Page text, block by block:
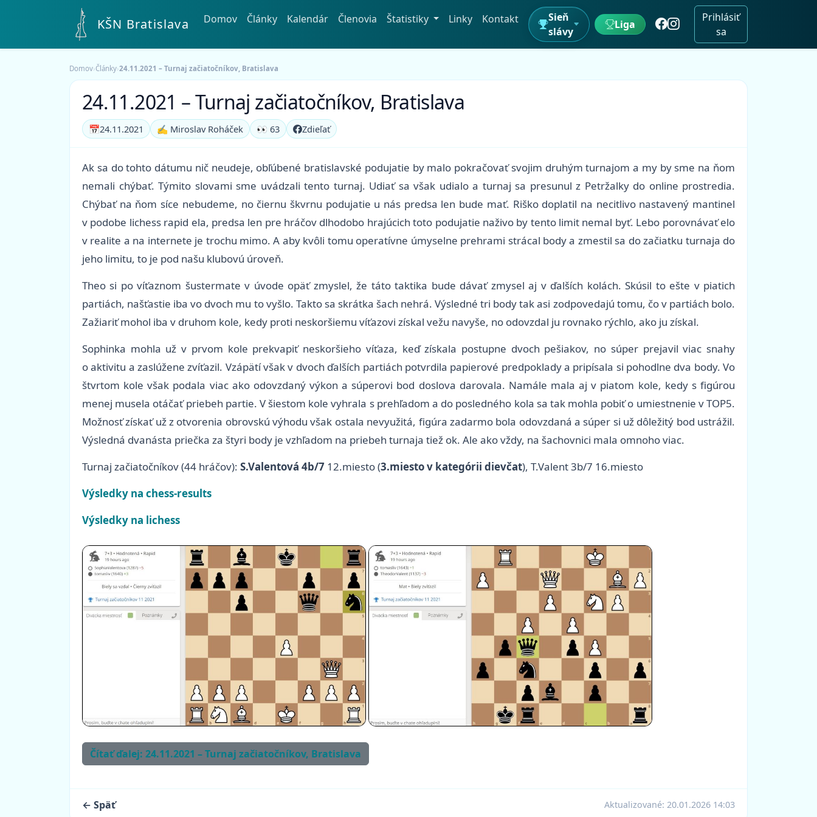
KŠN Bratislava Domov Články Kalendár Členovia Štatistiky Linky Kontakt
Sieň
slávy
Liga
Prihlásiť
sa
Domov›Články›24.11.2021 – Turnaj začiatočníkov, Bratislava
24.11.2021 – Turnaj začiatočníkov, Bratislava
📅24.11.2021 ✍️ Miroslav Roháček 👀 63 Zdieľať
Ak sa do tohto dátumu nič neudeje, obľúbené bratislavské podujatie by malo pokračovať svojim druhým turnajom a my by sme na ňom
nemali chýbať. Týmito slovami sme uvádzali tento turnaj. Udiať sa však udialo a turnaj sa presunul z Petržalky do online prostredia.
Chýbať na ňom síce nebudeme, no čiernu škvrnu podujatie u nás predsa len bude mať. Riško doplatil na necitlivo nastavený mantinel
v podobe lichess rapid ela, predsa len pre hráčov dlhodobo hrajúcich toto podujatie naživo by tento limit nemal byť. Lebo porovnávať elo
v realite a na internete je trochu mimo. A aby kvôli tomu operatívne úmyselne prehrami strácal body a zmestil sa do začiatku turnaja do
jeho limitu, to je pod našu klubovú úroveň.
Theo si po víťaznom šustermate v úvode opäť zmyslel, že táto taktika bude dávať zmysel aj v ďalších kolách. Skúsil to ešte v piatich
partiách, našťastie iba vo dvoch mu to vyšlo. Takto sa skrátka šach nehrá. Výsledné tri body tak asi zodpovedajú tomu, čo v partiách bolo.
Zažiariť mohol iba v druhom kole, kedy proti neskoršiemu víťazovi získal vežu navyše, no odovzdal ju rovnako rýchlo, ako ju získal.
Sophinka mohla už v prvom kole prekvapiť neskoršieho víťaza, keď získala postupne dvoch pešiakov, no súper prejavil viac snahy
o aktivitu a zaslúžene zvíťazil. Vzápätí však v dvoch ďalších partiách potvrdila papierové predpoklady a pripísala si pohodlne dva body. Vo
štvrtom kole však podala viac ako odovzdaný výkon a súperovi bod doslova darovala. Namále mala aj v piatom kole, kedy s figúrou
menej musela otáčať priebeh partie. V šiestom kole vyhrala s prehľadom a do posledného kola sa tak mohla pobiť o umiestnenie v TOP5.
Možnosť získať už z otvorenia obrovskú výhodu však ostala nevyužitá, figúra zadarmo bola odovzdaná a súper si už dôležitý bod ustrážil.
Výsledná dvanásta priečka za štyri body je vzhľadom na priebeh turnaja tiež ok. Ale ako vždy, na šachovnici mala omnoho viac.
Turnaj začiatočníkov (44 hráčov): S.Valentová 4b/7 12.miesto (3.miesto v kategórii dievčat), T.Valent 3b/7 16.miesto
Výsledky na chess-results
Výsledky na lichess
Čítať ďalej: 24.11.2021 – Turnaj začiatočníkov, Bratislava
← Späť Aktualizované: 20.01.2026 14:03